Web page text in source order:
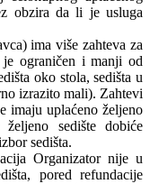
obzira da li je usluga
ima više zahteva za
ograničen i manji od
oko stola, sedišta u
izrazito mali). Zahtevi
imaju uplaćeno željeno
sedište dobiće
sedišta.
Organizator nije u
pored refundacije